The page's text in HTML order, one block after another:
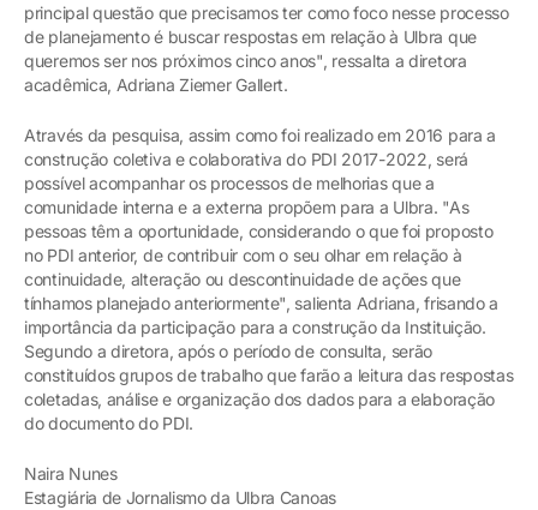
principal questão que precisamos ter como foco nesse processo
de planejamento é buscar respostas em relação à Ulbra que
queremos ser nos próximos cinco anos", ressalta a diretora
acadêmica, Adriana Ziemer Gallert.
Através da pesquisa, assim como foi realizado em 2016 para a
construção coletiva e colaborativa do PDI 2017-2022, será
possível acompanhar os processos de melhorias que a
comunidade interna e a externa propõem para a Ulbra. "As
pessoas têm a oportunidade, considerando o que foi proposto
no PDI anterior, de contribuir com o seu olhar em relação à
continuidade, alteração ou descontinuidade de ações que
tínhamos planejado anteriormente", salienta Adriana, frisando a
importância da participação para a construção da Instituição.
Segundo a diretora, após o período de consulta, serão
constituídos grupos de trabalho que farão a leitura das respostas
coletadas, análise e organização dos dados para a elaboração
do documento do PDI.
Naira Nunes
Estagiária de Jornalismo da Ulbra Canoas